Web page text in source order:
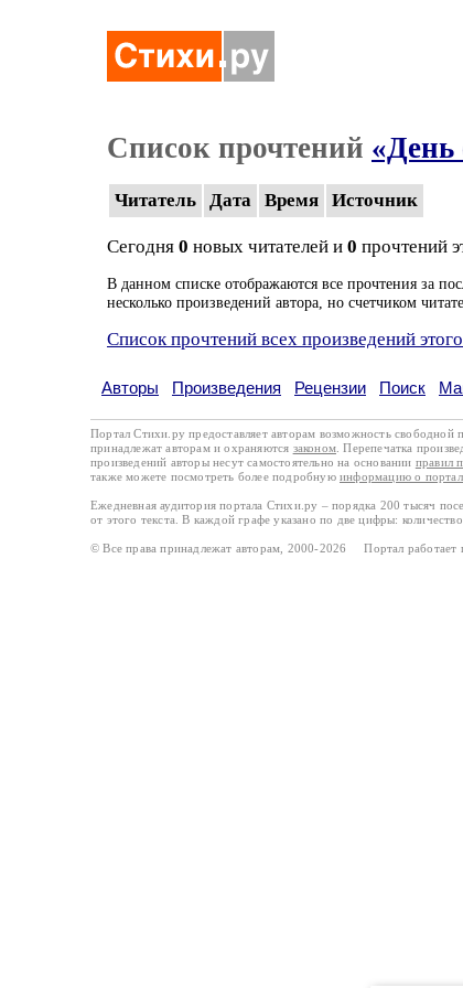
Список прочтений «День
Читатель Дата Время Источник
Сегодня 0 новых читателей и 0 прочтений
В данном списке отображаются все прочтения за
несколько произведений автора, но счетчиком
Список прочтений всех произведений
Авторы Произведения Рецензии Поиск
Портал Стихи.ру предоставляет авторам возможность
принадлежат авторам и охраняются законом . Перепечатка
произведений авторы несут самостоятельно на основании правил
также можете посмотреть более подробную информацию о
Ежедневная аудитория портала Стихи.ру – порядка 200 тысяч
от этого текста. В каждой графе указано по две цифры:
© Все права принадлежат авторам, 2000-2026 Портал работает